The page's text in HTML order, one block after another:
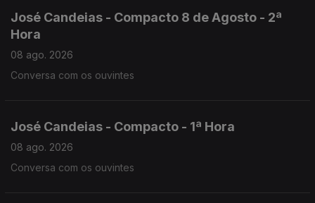
José Candeias - Compacto 8 de Agosto - 2ª
Hora
08 ago. 2026
Conversa com os ouvintes
José Candeias - Compacto - 1ª Hora
08 ago. 2026
Conversa com os ouvintes